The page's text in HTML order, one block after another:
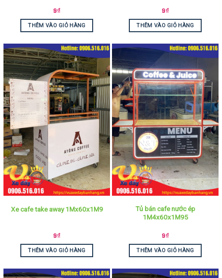
9₫
THÊM VÀO GIỎ HÀNG
9₫
THÊM VÀO GIỎ HÀNG
Xe cafe take away 1Mx60x1M9
9₫
THÊM VÀO GIỎ HÀNG
Tủ bán cafe nước ép
1M4x60x1M95
9₫
THÊM VÀO GIỎ HÀNG